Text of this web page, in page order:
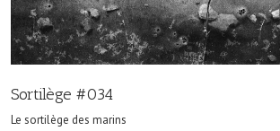
Sortilège #034
Le sortilège des marins